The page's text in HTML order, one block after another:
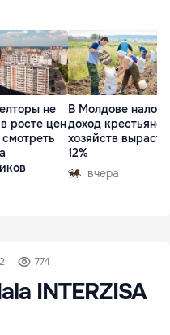
не
росте цен
В Молдове налог
доход
хозяйств
12%
вчера
774
INTERZISA